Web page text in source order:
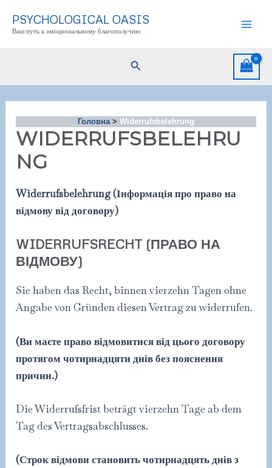
PSYCHOLOGICAL OASIS
Ваш путь к эмоциональному благополучию
Пошук
Головна Widerrufsbelehrung
WIDERRUFSBELEHRU
NG
Widerrufsbelehrung (Інформація про право на
відмову від договору)
WIDERRUFSRECHT (ПРАВО НА
ВІДМОВУ)
Sie haben das Recht, binnen vierzehn Tagen ohne
Angabe von Gründen diesen Vertrag zu widerrufen.
(Ви маєте право відмовитися від цього договору
протягом чотирнадцяти днів без пояснення
причин.)
Die Widerrufsfrist beträgt vierzehn Tage ab dem
Tag des Vertragsabschlusses.
(Строк відмови становить чотирнадцять днів з